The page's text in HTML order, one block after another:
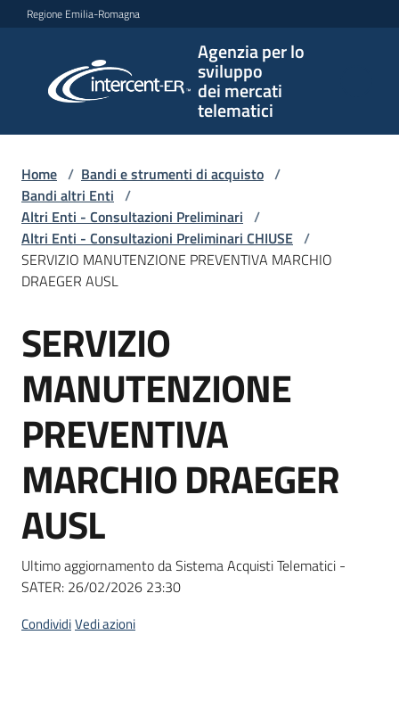
Vai al contenuto
Vai alla navigazione
Vai al footer
Regione Emilia-Romagna
Agenzia per lo
sviluppo
dei mercati
telematici
per lo
sviluppo
telematici
L'Agenzia
Bandi
e
di
Supporto
telematiche
Home / Bandi e strumenti di acquisto /
Bandi altri Enti /
Altri Enti - Consultazioni Preliminari /
Altri Enti - Consultazioni Preliminari CHIUSE /
SERVIZIO MANUTENZIONE PREVENTIVA MARCHIO
DRAEGER AUSL
Salta al contenuto
SERVIZIO
MANUTENZIONE
PREVENTIVA
MARCHIO DRAEGER
AUSL
Ultimo aggiornamento da Sistema Acquisti Telematici -
SATER: 26/02/2026 23:30
CondividiVedi azioni